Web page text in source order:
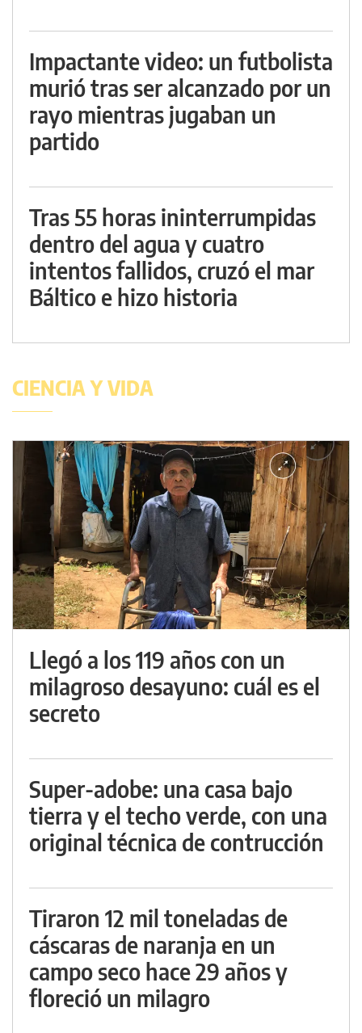
Impactante video: un futbolista
murió tras ser alcanzado por un
rayo mientras jugaban un
partido
Tras 55 horas ininterrumpidas
dentro del agua y cuatro
intentos fallidos, cruzó el mar
Báltico e hizo historia
CIENCIA Y VIDA
Llegó a los 119 años con un
milagroso desayuno: cuál es el
secreto
Super-adobe: una casa bajo
tierra y el techo verde, con una
original técnica de contrucción
Tiraron 12 mil toneladas de
cáscaras de naranja en un
campo seco hace 29 años y
floreció un milagro